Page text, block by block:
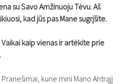
su Savo Amžinuoju Tėvu. Aš
kad jūs pas Mane sugrįšite.
kaip vienas ir artėkite prie
kurie mini Mano Antrąjį